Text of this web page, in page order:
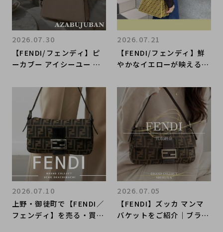
【FENDI/フェンディ】ピ
ーカブー アイシーユー プ
ブランドコレクト麻布十番
店にお任せください！
2026.07.30
【FENDI/フェンディ】鮮
やかなイエローが映えるピ
モールをご紹介します！
2026.07.21
上野・御徒町で【FENDI／
フェンディ】を売る・買う
2026.07.10
【FENDI】ズッカ マンマ
バケットをご紹介｜ブラン
2026.07.05